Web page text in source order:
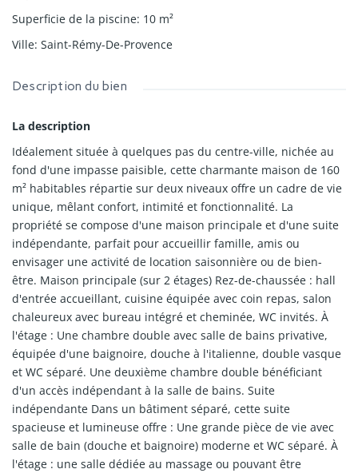
Superficie de la piscine: 10 m²
Ville: Saint-Rémy-De-Provence
Description du bien
La description
Idéalement située à quelques pas du centre-ville, nichée au
fond d'une impasse paisible, cette charmante maison de 160
m² habitables répartie sur deux niveaux offre un cadre de vie
unique, mêlant confort, intimité et fonctionnalité. La
propriété se compose d'une maison principale et d'une suite
indépendante, parfait pour accueillir famille, amis ou
envisager une activité de location saisonnière ou de bien-
être. Maison principale (sur 2 étages) Rez-de-chaussée : hall
d'entrée accueillant, cuisine équipée avec coin repas, salon
chaleureux avec bureau intégré et cheminée, WC invités. À
l'étage : Une chambre double avec salle de bains privative,
équipée d'une baignoire, douche à l'italienne, double vasque
et WC séparé. Une deuxième chambre double bénéficiant
d'un accès indépendant à la salle de bains. Suite
indépendante Dans un bâtiment séparé, cette suite
spacieuse et lumineuse offre : Une grande pièce de vie avec
salle de bain (douche et baignoire) moderne et WC séparé. À
l'étage : une salle dédiée au massage ou pouvant être